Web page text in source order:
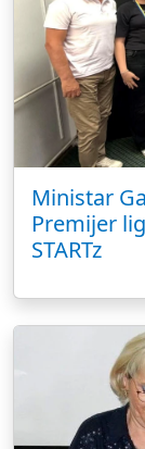
Ministar
Premijer
STARTz